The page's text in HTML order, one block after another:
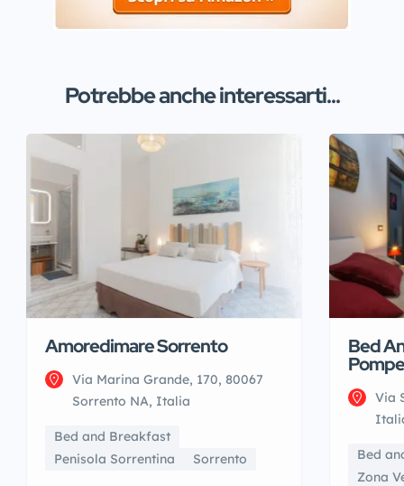
Potrebbe anche interessarti...
Amoredimare Sorrento
Via Marina Grande, 170, 80067
Sorrento NA, Italia
Bed and Breakfast
Penisola Sorrentina
Sorrento
Bed
Via
Bed
Zona